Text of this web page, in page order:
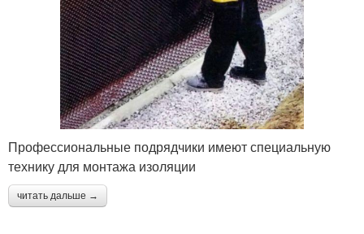
Профессиональные подрядчики имеют специальную
технику для монтажа изоляции
читать дальше →